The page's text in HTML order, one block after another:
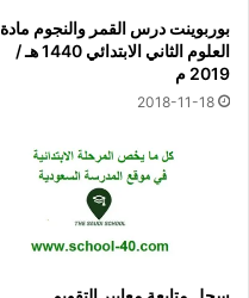
بوربوينت درس القمر والنجوم مادة
العلوم الثاني الابتدائي 1440 هـ /
2019 م
2018-11-18